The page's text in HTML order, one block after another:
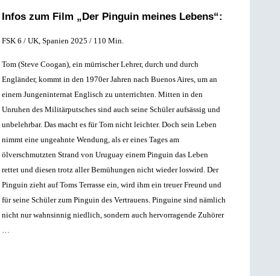
Infos zum Film „Der Pinguin meines Lebens“:
FSK 6 / UK, Spanien 2025 / 110 Min.
Tom (Steve Coogan), ein mürrischer Lehrer, durch und durch
Engländer, kommt in den 1970er Jahren nach Buenos Aires, um an
einem Jungeninternat Englisch zu unterrichten. Mitten in den
Unruhen des Militärputsches sind auch seine Schüler aufsässig und
unbelehrbar. Das macht es für Tom nicht leichter. Doch sein Leben
nimmt eine ungeahnte Wendung, als er eines Tages am
ölverschmutzten Strand von Uruguay einem Pinguin das Leben
rettet und diesen trotz aller Bemühungen nicht wieder loswird. Der
Pinguin zieht auf Toms Terrasse ein, wird ihm ein treuer Freund und
für seine Schüler zum Pinguin des Vertrauens. Pinguine sind nämlich
nicht nur wahnsinnig niedlich, sondern auch hervorragende Zuhörer